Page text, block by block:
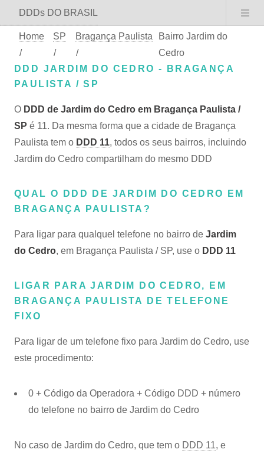
DDDs DO BRASIL
Home
/
SP
/
Bragança Paulista
/
Bairro Jardim do
Cedro
DDD JARDIM DO CEDRO - BRAGANÇA
PAULISTA / SP
O DDD de Jardim do Cedro em Bragança Paulista /
SP é 11. Da mesma forma que a cidade de Bragança
Paulista tem o DDD 11, todos os seus bairros, incluindo
Jardim do Cedro compartilham do mesmo DDD
QUAL O DDD DE JARDIM DO CEDRO EM
BRAGANÇA PAULISTA?
Para ligar para qualquel telefone no bairro de Jardim
do Cedro, em Bragança Paulista / SP, use o DDD 11
LIGAR PARA JARDIM DO CEDRO, EM
BRAGANÇA PAULISTA DE TELEFONE
FIXO
Para ligar de um telefone fixo para Jardim do Cedro, use
este procedimento:
0 + Código da Operadora + Código DDD + número
do telefone no bairro de Jardim do Cedro
No caso de Jardim do Cedro, que tem o DDD 11, e